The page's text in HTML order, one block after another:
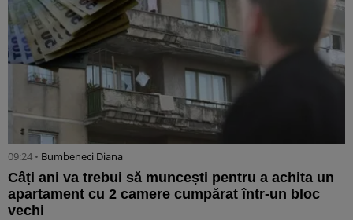
09:24 • Bumbeneci Diana
Câți ani va trebui să muncești pentru a achita un
apartament cu 2 camere cumpărat într-un bloc
vechi